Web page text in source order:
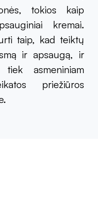
tokios kaip
kremai.
taip, kad teiktų
ir apsaugą, ir
asmeniniam
priežiūros